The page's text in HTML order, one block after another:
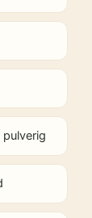
pulverig